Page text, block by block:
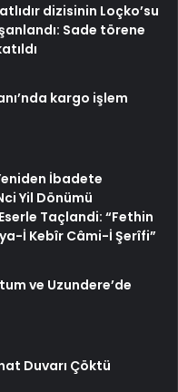
dizisinin Loçko’su
Sade törene
kargo işlem
İbadete
Yil Dönümü
Taçlandi: “Fethin
İ Kebîr Câmi-İ Şerîfi”
ve Uzundere’de
Duvarı Çöktü